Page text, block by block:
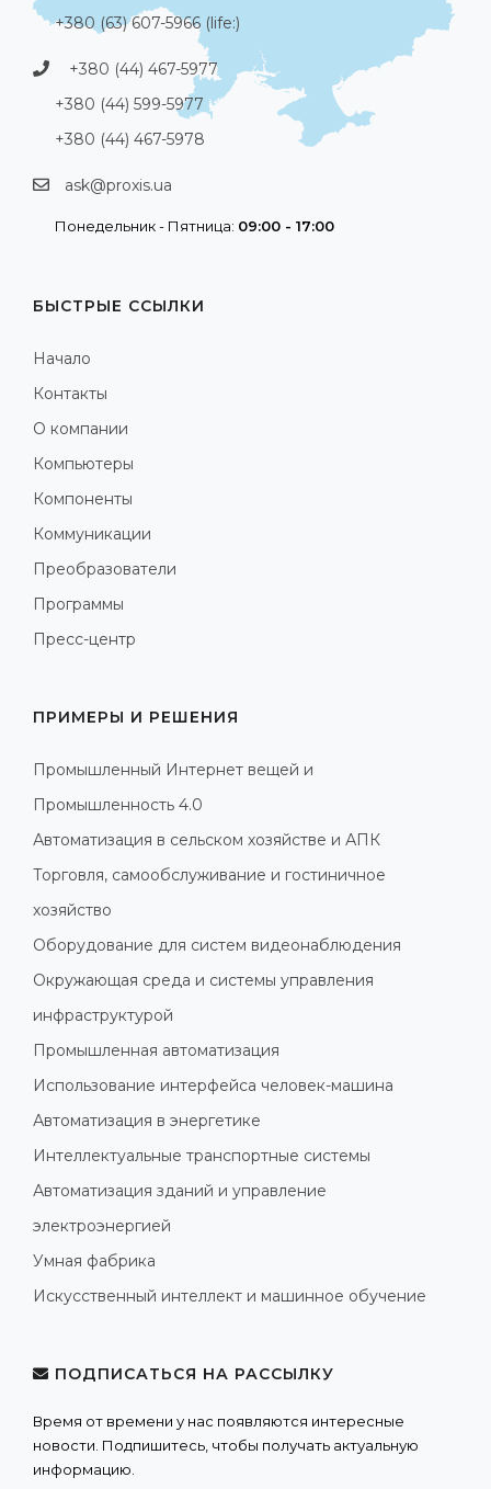
+380 (63) 607-5966 (life:)
+380 (44) 467-5977
+380 (44) 599-5977
+380 (44) 467-5978
ask@proxis.ua
Понедельник - Пятница: 09:00 - 17:00
БЫСТРЫЕ ССЫЛКИ
Начало
Контакты
О компании
Компьютеры
Компоненты
Коммуникации
Преобразователи
Программы
Пресс-центр
ПРИМЕРЫ И РЕШЕНИЯ
Промышленный Интернет вещей и
Промышленность 4.0
Автоматизация в сельском хозяйстве и АПК
Торговля, самообслуживание и гостиничное
хозяйство
Оборудование для систем видеонаблюдения
Окружающая среда и системы управления
инфраструктурой
Промышленная автоматизация
Использование интерфейса человек-машина
Автоматизация в энергетике
Интеллектуальные транспортные системы
Автоматизация зданий и управление
электроэнергией
Умная фабрика
Искусственный интеллект и машинное обучение
ПОДПИСАТЬСЯ НА РАССЫЛКУ
Время от времени у нас появляются интересные
новости. Подпишитесь, чтобы получать актуальную
информацию.